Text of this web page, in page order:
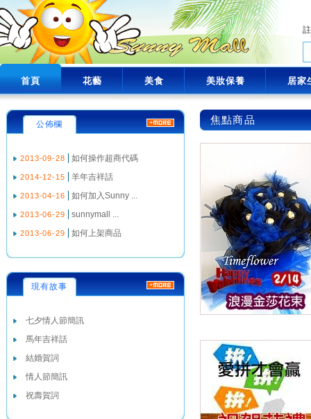
首頁 花藝 美食 美妝保養 居家
公佈欄
2013-09-28 如何操作超商代碼
2014-12-15 羊年吉祥話
2013-04-16 如何加入Sunny ...
2013-06-29 sunnymall ...
2013-06-29 如何上架商品
現有故事
七夕情人節簡訊
馬年吉祥話
結婚賀詞
情人節簡訊
祝壽賀詞
焦點商品